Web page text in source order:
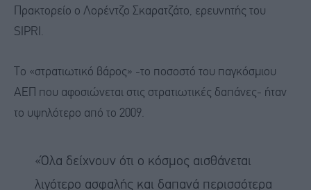
Πρακτορείο ο Λορέντζο Σκαρατζάτο, ερευνητής του
SIPRI.
Το «στρατιωτικό βάρος» -το ποσοστό του παγκόσμιου
ΑΕΠ που αφοσιώνεται στις στρατιωτικές δαπάνες- ήταν
το υψηλότερο από το 2009.
«Όλα δείχνουν ότι ο κόσμος αισθάνεται
λιγότερο ασφαλής και δαπανά περισσότερα